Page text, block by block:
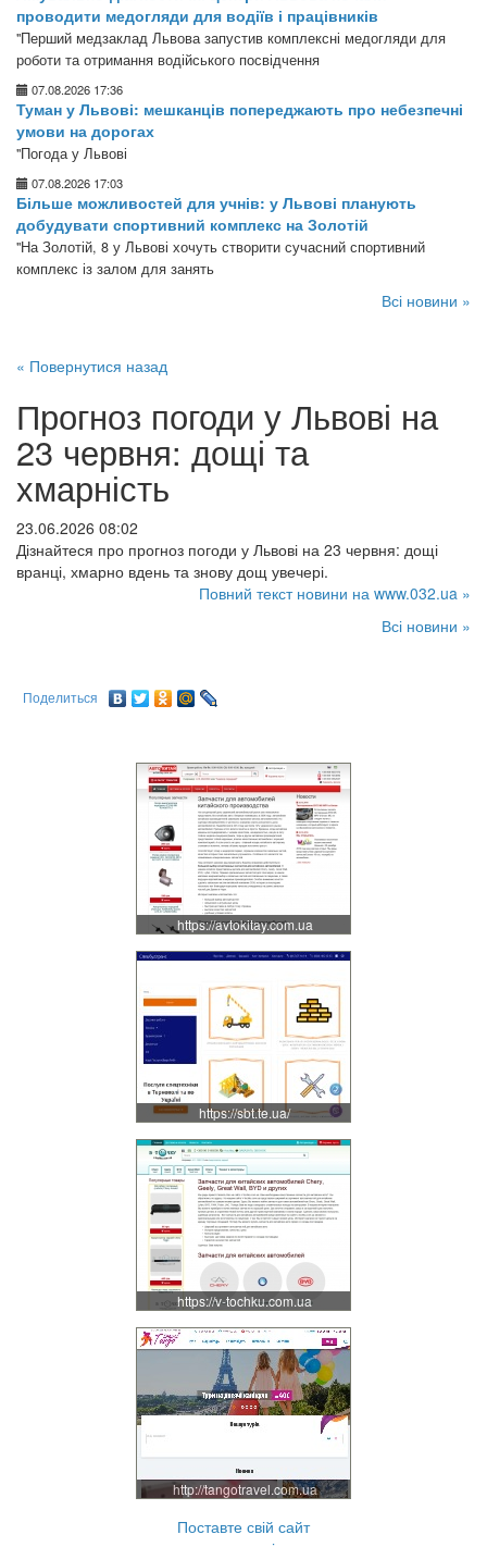
проводити медогляди для водіїв і працівників
"Перший медзаклад Львова запустив комплексні медогляди для
роботи та отримання водійського посвідчення
07.08.2026 17:36
Туман у Львові: мешканців попереджають про небезпечні
умови на дорогах
"Погода у Львові
07.08.2026 17:03
Більше можливостей для учнів: у Львові планують
добудувати спортивний комплекс на Золотій
"На Золотій, 8 у Львові хочуть створити сучасний спортивний
комплекс із залом для занять
Всі новини »
« Повернутися назад
Прогноз погоди у Львові на
23 червня: дощі та
хмарність
23.06.2026 08:02
Дізнайтеся про прогноз погоди у Львові на 23 червня: дощі
вранці, хмарно вдень та знову дощ увечері.
Повний текст новини на www.032.ua »
Всі новини »
Поделиться
https://avtokitay.com.ua
https://sbt.te.ua/
https://v-tochku.com.ua
http://tangotravel.com.ua
Поставте свій сайт